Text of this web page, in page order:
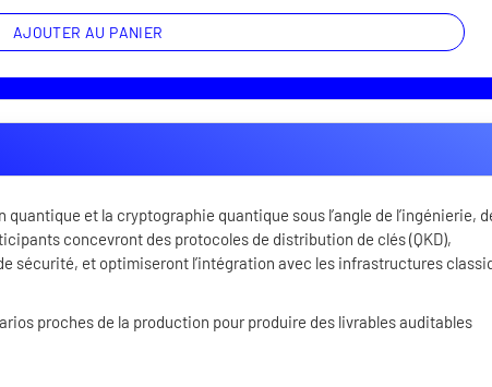
AJOUTER AU PANIER
et la cryptographie quantique sous l’angle de l’ingénierie,
concevront des protocoles de distribution de clés (QKD),
sécurité, et optimiseront l’intégration avec les infrastructures
proches de la production pour produire des livrables auditables